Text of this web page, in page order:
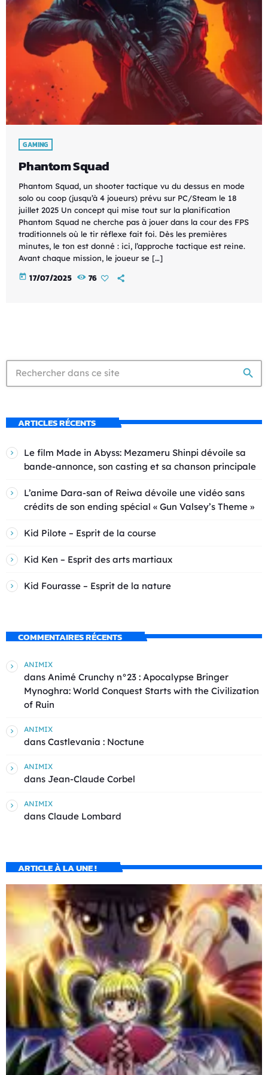
GAMING
Phantom Squad
Phantom Squad, un shooter tactique vu du dessus en mode
solo ou coop (jusqu’à 4 joueurs) prévu sur PC/Steam le 18
juillet 2025 Un concept qui mise tout sur la planification
Phantom Squad ne cherche pas à jouer dans la cour des FPS
traditionnels où le tir réflexe fait foi. Dès les premières
minutes, le ton est donné : ici, l’approche tactique est reine.
Avant chaque mission, le joueur se […]
today 17/07/2025 76
search
ARTICLES RÉCENTS
Le film Made in Abyss: Mezameru Shinpi dévoile sa
bande-annonce, son casting et sa chanson principale
L’anime Dara-san of Reiwa dévoile une vidéo sans
crédits de son ending spécial « Gun Valsey’s Theme »
Kid Pilote – Esprit de la course
Kid Ken – Esprit des arts martiaux
Kid Fourasse – Esprit de la nature
COMMENTAIRES RÉCENTS
ANIMIX
dans Animé Crunchy n°23 : Apocalypse Bringer
Mynoghra: World Conquest Starts with the Civilization
of Ruin
ANIMIX
dans Castlevania : Noctune
ANIMIX
dans Jean-Claude Corbel
ANIMIX
dans Claude Lombard
ARTICLE À LA UNE !